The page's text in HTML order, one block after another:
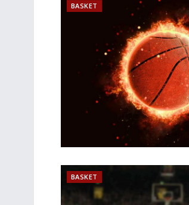
BASKET
BASKET